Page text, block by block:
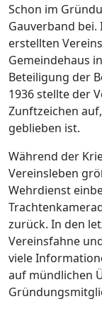
Schon im
Gauverband bei.
erstellten
Gemeindehaus
Beteiligung der
1936 stellte der
Zunftzeichen
geblieben ist.
Während der
Vereinsleben
Wehrdienst
zurück. In den
Vereinsfahne
viele
auf mündlichen